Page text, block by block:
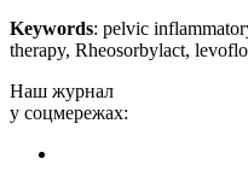
Keywords: pelvic
therapy, Rheosorbylact,
Наш журнал
у соцмережах: